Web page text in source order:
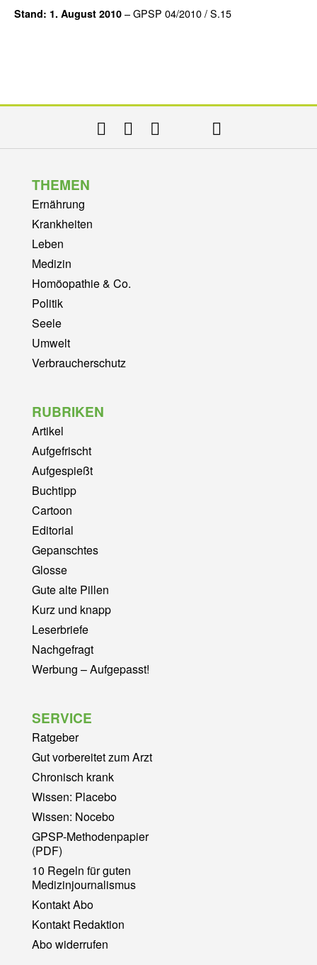
Stand: 1. August 2010 – GPSP 04/2010 / S.15
THEMEN
Ernährung
Krankheiten
Leben
Medizin
Homöopathie & Co.
Politik
Seele
Umwelt
Verbraucherschutz
RUBRIKEN
Artikel
Aufgefrischt
Aufgespießt
Buchtipp
Cartoon
Editorial
Gepanschtes
Glosse
Gute alte Pillen
Kurz und knapp
Leserbriefe
Nachgefragt
Werbung – Aufgepasst!
SERVICE
Ratgeber
Gut vorbereitet zum Arzt
Chronisch krank
Wissen: Placebo
Wissen: Nocebo
GPSP-Methodenpapier
(PDF)
10 Regeln für guten
Medizinjournalismus
Kontakt Abo
Kontakt Redaktion
Abo widerrufen